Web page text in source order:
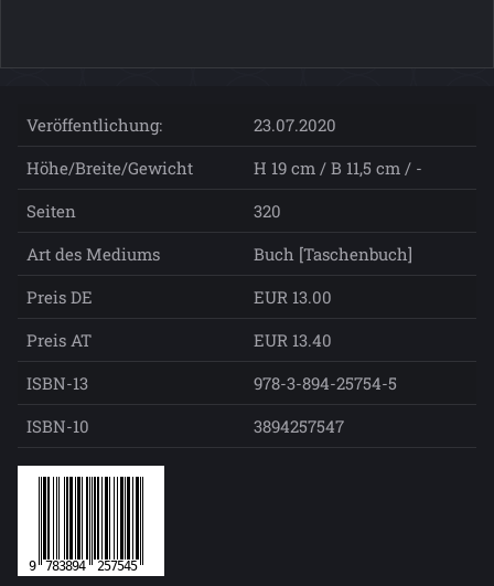
Veröffentlichung:
23.07.2020
Höhe/Breite/Gewicht
H 19 cm / B 11,5 cm / -
Seiten
320
Art des Mediums
Buch [Taschenbuch]
Preis DE
EUR 13.00
Preis AT
EUR 13.40
ISBN-13
978-3-894-25754-5
ISBN-10
3894257547